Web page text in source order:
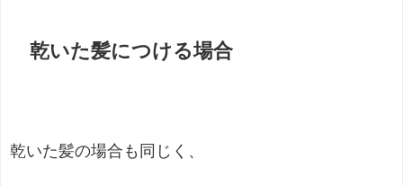
乾いた髪につける場合
乾いた髪の場合も同じく、